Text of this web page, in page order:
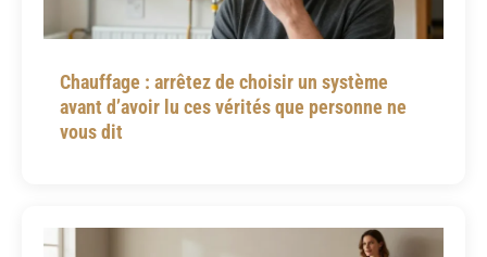
Chauffage : arrêtez de choisir un système
avant d’avoir lu ces vérités que personne ne
vous dit